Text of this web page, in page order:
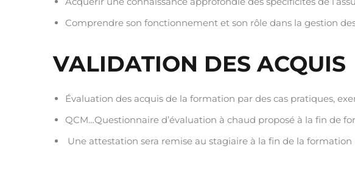
Comprendre son fonctionnement et son rôle dans la gestion
VALIDATION DES ACQUIS
Évaluation des acquis de la formation par des cas pratiques,
QCM…Questionnaire d’évaluation à chaud proposé à la fin de
Une attestation sera remise au stagiaire à la fin de la formation